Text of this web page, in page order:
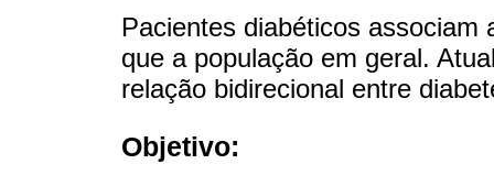
Pacientes diabéticos associam
que a população em geral.
relação bidirecional entre
Objetivo: